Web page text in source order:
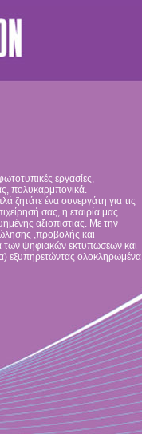
εργασίες,
πολυκαρμπονικά.
ζητάτε ένα συνεργάτη για τις
σας, η εταιρία μας
αξιοπιστίας. Με την
,προβολής και
των ψηφιακών εκτυπωσεων και
εξυπηρετώντας ολοκληρωμένα